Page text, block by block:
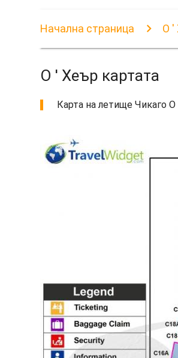
Начална страница О '
О ' Хеър картата
Карта на летище Чикаго